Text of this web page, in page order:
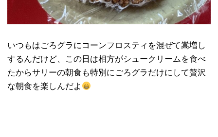
いつもはごろグラにコーンフロスティを混ぜて嵩増し
するんだけど、この日は相方がシュークリームを食べ
たからサリーの朝食も特別にごろグラだけにして贅沢
な朝食を楽しんだよ